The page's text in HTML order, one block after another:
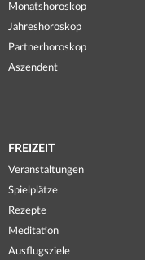
Monatshoroskop
Jahreshoroskop
Partnerhoroskop
Aszendent
FREIZEIT
Veranstaltungen
Spielplätze
Rezepte
Meditation
Ausflugsziele